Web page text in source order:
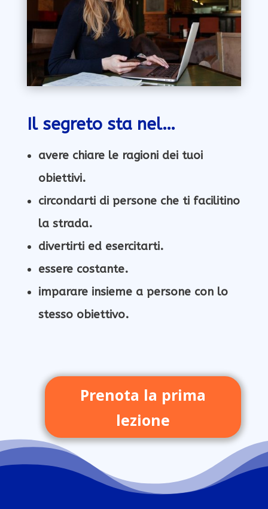
Il segreto sta nel…
avere chiare le ragioni dei tuoi
obiettivi.
circondarti di persone che ti facilitino
la strada.
divertirti ed esercitarti.
essere costante.
imparare insieme a persone con lo
stesso obiettivo.
Prenota la prima
lezione